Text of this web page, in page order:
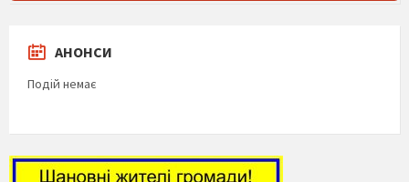
АНОНСИ
Подій немає